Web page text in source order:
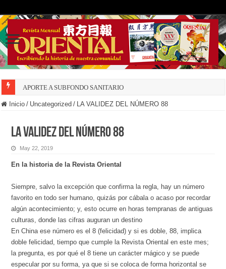
APORTE A SUBFONDO SANITARIO
Inicio / Uncategorized / LA VALIDEZ DEL NÚMERO 88
LA VALIDEZ DEL NÚMERO 88
May 22, 2019
En la historia de la Revista Oriental
Siempre, salvo la excepción que confirma la regla, hay un número
favorito en todo ser humano, quizás por cábala o acaso por recordar
algún acontecimiento; y, esto ocurre en horas tempranas de antiguas
culturas, donde las cifras auguran un destino
En China ese número es el 8 (felicidad) y si es doble, 88, implica
doble felicidad, tiempo que cumple la Revista Oriental en este mes;
la pregunta, es por qué el 8 tiene un carácter mágico y se puede
especular por su forma, ya que si se coloca de forma horizontal se